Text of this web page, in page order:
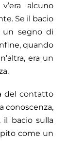
alcuno
Se il bacio
un segno di
quando
era un
del contatto
conoscenza,
bacio sulla
come un